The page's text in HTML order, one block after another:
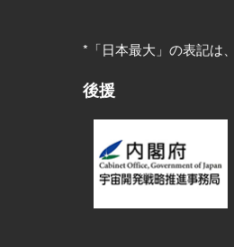
*「日本最大」の表記は
後援